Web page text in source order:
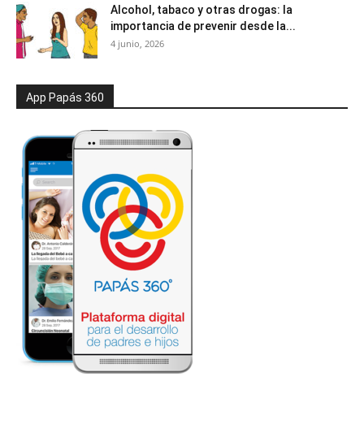
Alcohol, tabaco y otras drogas: la
importancia de prevenir desde la...
4 junio, 2026
App Papás 360